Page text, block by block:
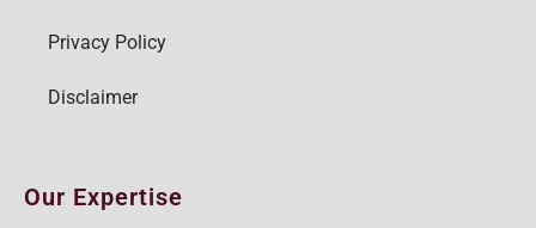
Privacy Policy
Disclaimer
Our Expertise